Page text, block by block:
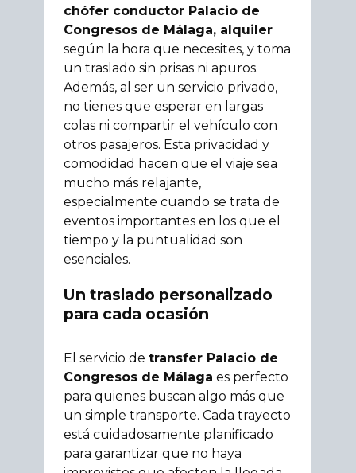
chófer conductor Palacio de
Congresos de Málaga, alquiler
según la hora que necesites, y toma
un traslado sin prisas ni apuros.
Además, al ser un servicio privado,
no tienes que esperar en largas
colas ni compartir el vehículo con
otros pasajeros. Esta privacidad y
comodidad hacen que el viaje sea
mucho más relajante,
especialmente cuando se trata de
eventos importantes en los que el
tiempo y la puntualidad son
esenciales.
Un traslado personalizado
para cada ocasión
El servicio de transfer Palacio de
Congresos de Málaga es perfecto
para quienes buscan algo más que
un simple transporte. Cada trayecto
está cuidadosamente planificado
para garantizar que no haya